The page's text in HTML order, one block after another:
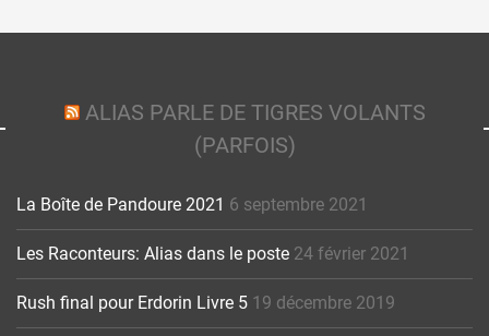
ALIAS PARLE DE TIGRES VOLANTS
(PARFOIS)
La Boîte de Pandoure 2021 6 septembre 2021
Les Raconteurs: Alias dans le poste 24 février 2021
Rush final pour Erdorin Livre 5 19 décembre 2019